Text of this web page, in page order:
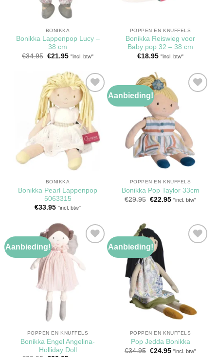
BONIKKA
Bonikka Lappenpop Lucy –
38 cm
€34.95 Oorspronkelijke
€34.95.
€21.95Huidige
€21.95.
"incl. btw"
POPPEN EN KNUFFELS
Bonikka Reiswieg voor
Baby pop 32 – 38 cm
€18.95 "incl. btw"
Toevoegen
aan
verlanglijst
BONIKKA
Bonikka Pearl Lappenpop
5063315
€33.95 "incl. btw"
Aanbieding!
Toevoegen
verlanglijst
POPPEN EN KNUFFELS
Bonikka Pop Taylor 33cm
€29.95 Oorspronkelijke
€22.95Huidige
"incl. btw"
Aanbieding!
Toevoegen
verlanglijst
POPPEN EN KNUFFELS
Bonikka Engel Angelina-
Holliday Doll
Aanbieding!
POPPEN EN KNUFFELS
Pop Jedda Bonikka
€34.95 Oorspronkelijke
€24.95Huidige
"incl. btw"